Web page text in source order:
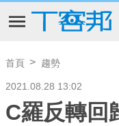
首頁 趨勢
2021.08.28 13:02
C羅反轉回